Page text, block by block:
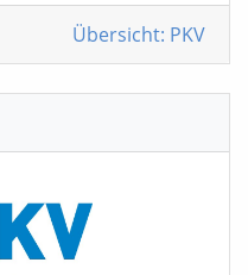
Übersicht: PKV